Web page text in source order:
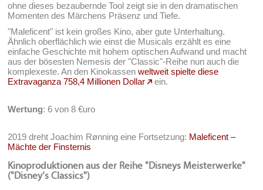
ohne dieses bezaubernde Tool zeigt sie in den dramatischen
Momenten des Märchens Präsenz und Tiefe.
"Maleficent" ist kein großes Kino, aber gute Unterhaltung.
Ähnlich oberflächlich wie einst die Musicals erzählt es eine
einfache Geschichte mit hohem optischen Aufwand und macht
aus der bösesten Nemesis der "Classic"-Reihe nun auch die
komplexeste. An den Kinokassenweltweit spielte diese
Extravaganza 758,4 Millionen Dollar
ein.
Wertung: 6 von 8 €uro
2019 dreht Joachim Rønning eine Fortsetzung: Maleficent –
Mächte der Finsternis
Kinoproduktionen aus der Reihe "Disneys Meisterwerke"
("Disney‘s Classics")